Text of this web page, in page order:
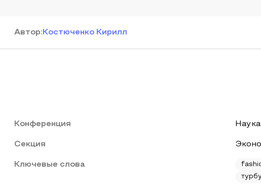
Автор: Костюченко Кирилл
Конференция
Секция
Ключевые слова